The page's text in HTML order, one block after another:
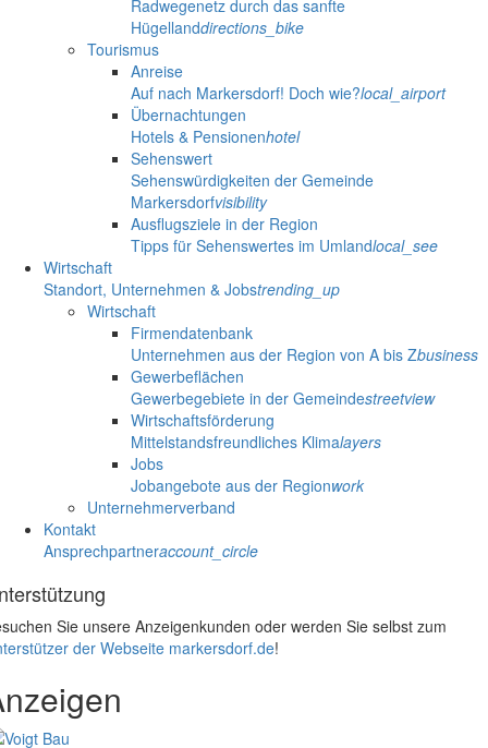
Radwegenetz durch das sanfte
Hügellanddirections_bike
Tourismus
Anreise
Auf nach Markersdorf! Doch wie?local_airport
Übernachtungen
Hotels & Pensionenhotel
Sehenswert
Sehenswürdigkeiten der Gemeinde
Markersdorfvisibility
Ausflugsziele in der Region
Tipps für Sehenswertes im Umlandlocal_see
Wirtschaft
Standort, Unternehmen & Jobstrending_up
Wirtschaft
Firmendatenbank
Unternehmen aus der Region von A bis Zbusiness
Gewerbeflächen
Gewerbegebiete in der Gemeindestreetview
Wirtschaftsförderung
Mittelstandsfreundliches Klimalayers
Jobs
Jobangebote aus der Regionwork
Unternehmerverband
Kontakt
Ansprechpartneraccount_circle
Sie unsere Anzeigenkunden oder werden Sie selbst zum
der Webseite markersdorf.de!